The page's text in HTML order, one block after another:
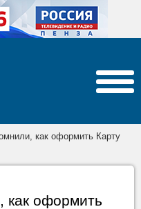
как оформить Карту
как оформить